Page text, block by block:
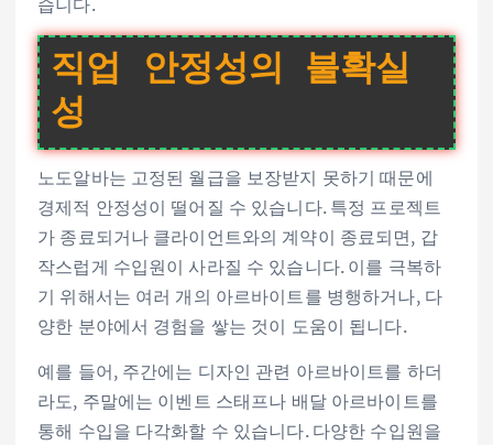
직업 안정성의 불확실
성
노도알바는 고정된 월급을 보장받지 못하기 때문에
경제적 안정성이 떨어질 수 있습니다. 특정 프로젝트
가 종료되거나 클라이언트와의 계약이 종료되면, 갑
작스럽게 수입원이 사라질 수 있습니다. 이를 극복하
기 위해서는 여러 개의 아르바이트를 병행하거나, 다
양한 분야에서 경험을 쌓는 것이 도움이 됩니다.
예를 들어, 주간에는 디자인 관련 아르바이트를 하더
라도, 주말에는 이벤트 스태프나 배달 아르바이트를
통해 수입을 다각화할 수 있습니다. 다양한 수입원을